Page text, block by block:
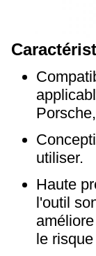
utiliser.
Haute
l'outil
le